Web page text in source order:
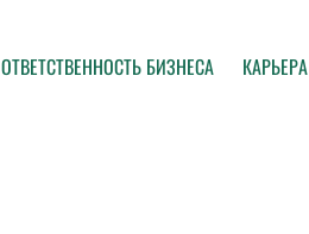
ОТВЕТСТВЕННОСТЬ БИЗНЕСА КАРЬЕРА